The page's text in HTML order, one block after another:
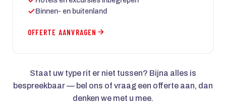
Binnen- en buitenland
OFFERTE AANVRAGEN
Staat uw type rit er niet tussen? Bijna alles is
bespreekbaar — bel ons of vraag een offerte aan, dan
denken we met u mee.